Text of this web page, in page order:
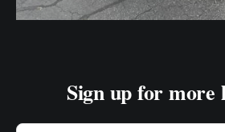
Sign up for more